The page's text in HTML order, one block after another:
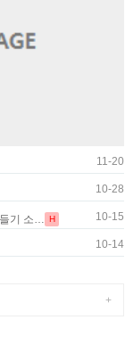
11-20
10-28
기 소… H 10-15
10-14
+